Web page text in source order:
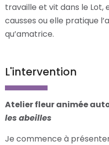
travaille et vit dans le Lot,
causses ou elle pratique
qu’amatrice.
L'intervention
Atelier fleur animée
les abeilles
Je commence à